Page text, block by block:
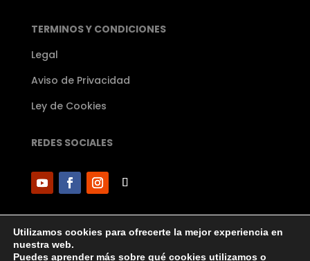
TERMINOS Y CONDICIONES
Legal
Aviso de Privacidad
Ley de Cookies
REDES SOCIALES
Utilizamos cookies para ofrecerte la mejor experiencia en
nuestra web.
Puedes aprender más sobre qué cookies utilizamos o